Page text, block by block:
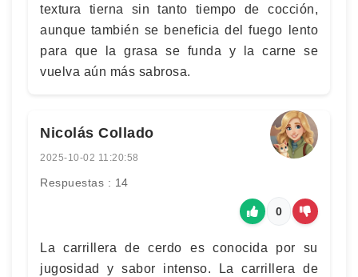
textura tierna sin tanto tiempo de cocción,
aunque también se beneficia del fuego lento
para que la grasa se funda y la carne se
vuelva aún más sabrosa.
Nicolás Collado
2025-10-02 11:20:58
Respuestas : 14
0
La carrillera de cerdo es conocida por su
jugosidad y sabor intenso. La carrillera de